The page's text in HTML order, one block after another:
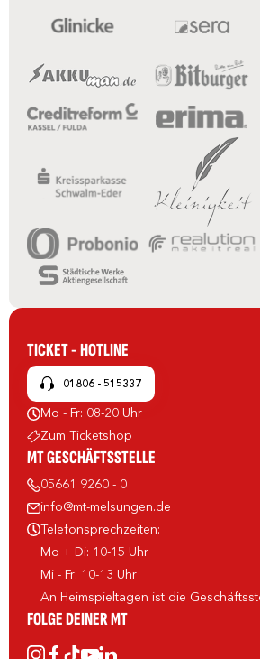
TICKET - HOTLINE
01806 - 515337
Mo - Fr: 08-20 Uhr
Zum Ticketshop
MT GESCHÄFTSSTELLE
05661 9260 - 0
info@mt-melsungen.de
Telefonsprechzeiten:
Mo + Di: 10-15 Uhr
Mi - Fr: 10-13 Uhr
An Heimspieltagen ist die
FOLGE DEINER MT